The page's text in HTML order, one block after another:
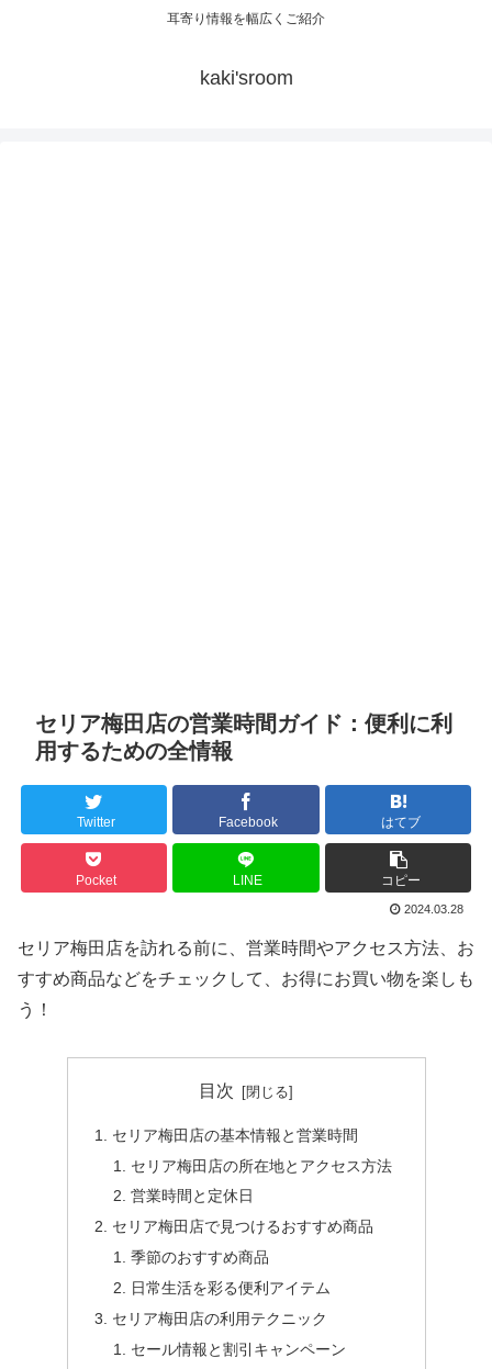
耳寄り情報を幅広くご紹介
kaki'sroom
セリア梅田店の営業時間ガイド：便利に利
用するための全情報
Twitter Facebook はてブ
Pocket LINE コピー
2024.03.28
セリア梅田店を訪れる前に、営業時間やアクセス方法、お
すすめ商品などをチェックして、お得にお買い物を楽しも
う！
目次
セリア梅田店の基本情報と営業時間
セリア梅田店の所在地とアクセス方法
営業時間と定休日
セリア梅田店で見つけるおすすめ商品
季節のおすすめ商品
日常生活を彩る便利アイテム
セリア梅田店の利用テクニック
セール情報と割引キャンペーン